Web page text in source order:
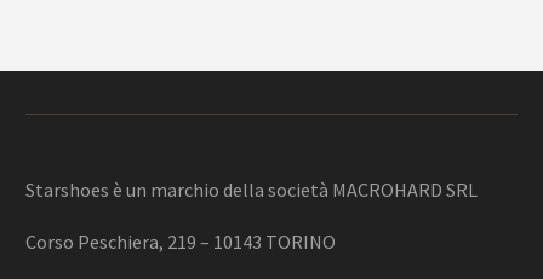
Starshoes è un marchio della società MACROHARD SRL
Corso Peschiera, 219 – 10143 TORINO